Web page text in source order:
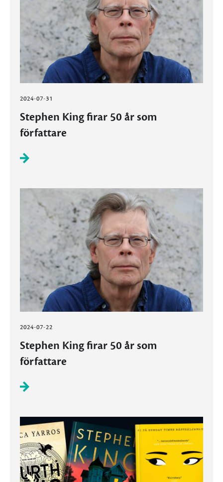
2024-07-31
Stephen King firar 50 år som
författare
2024-07-22
Stephen King firar 50 år som
författare